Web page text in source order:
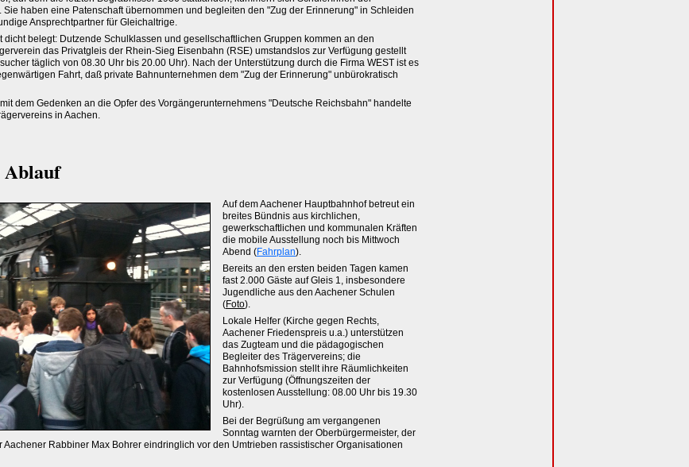
Sie haben eine Patenschaft übernommen und begleiten den "Zug der Erinnerung" in Schleiden
Ansprechtpartner für Gleichaltrige.
dicht belegt: Dutzende Schulklassen und gesellschaftlichen Gruppen kommen an den
das Privatgleis der Rhein-Sieg Eisenbahn (RSE) umstandslos zur Verfügung gestellt
täglich von 08.30 Uhr bis 20.00 Uhr). Nach der Unterstützung durch die Firma WEST ist es
Fahrt, daß private Bahnunternehmen dem "Zug der Erinnerung" unbürokratisch
dem Gedenken an die Opfer des Vorgängerunternehmens "Deutsche Reichsbahn" handelte
in Aachen.
Auf dem Aachener Hauptbahnhof betreut ein
breites Bündnis aus kirchlichen,
gewerkschaftlichen und kommunalen Kräften
die mobile Ausstellung noch bis Mittwoch
Abend (Fahrplan).
Bereits an den ersten beiden Tagen kamen
fast 2.000 Gäste auf Gleis 1, insbesondere
Jugendliche aus den Aachener Schulen
(Foto).
Lokale Helfer (Kirche gegen Rechts,
Aachener Friedenspreis u.a.) unterstützen
das Zugteam und die pädagogischen
Begleiter des Trägervereins; die
Bahnhofsmission stellt ihre Räumlichkeiten
zur Verfügung (Öffnungszeiten der
kostenlosen Ausstellung: 08.00 Uhr bis 19.30
Uhr).
Bei der Begrüßung am vergangenen
Sonntag warnten der Oberbürgermeister, der
Aachener Rabbiner Max Bohrer eindringlich vor den Umtrieben rassistischer Organisationen